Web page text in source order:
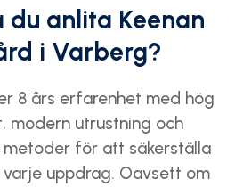
du anlita Keenan
i Varberg?
8 års erfarenhet med hög
modern utrustning och
metoder för att säkerställa
uppdrag. Oavsett om